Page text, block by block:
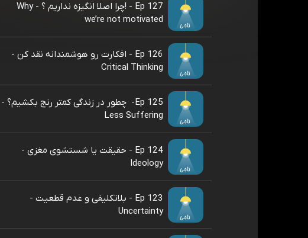
Ep 127 - !چرا اصلا انگیزه نداریم ؟ - Why
we’re not motivated
Ep 126 - افکارت رو هوشمندانه نقد کن -
Critical Thinking
Ep 125- ‌ چطور در زندگی کمتر رنج بکشیم؟ -
Less Suffering
Ep 124 - ‌حقیقت یا شستشوی مغزی -
Ideology
Ep 123 - بلاتکلیفی و عدم قطعیت -
Uncertainty